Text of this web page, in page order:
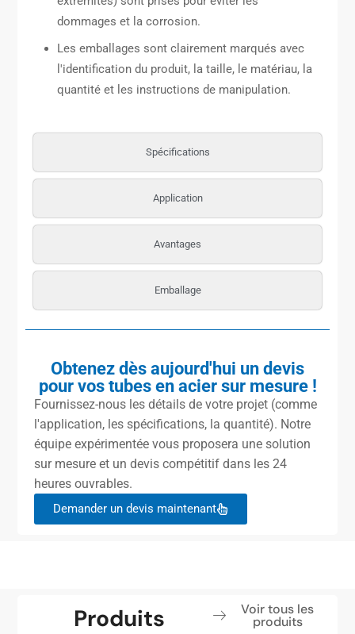
Spécifications
Application
Avantages
Emballage
dommages et la corrosion.
Les emballages sont clairement marqués avec
l'identification du produit, la taille, le matériau, la
quantité et les instructions de manipulation.
Obtenez dès aujourd'hui un devis
pour vos tubes en acier sur mesure !
Fournissez-nous les détails de votre projet (comme
l'application, les spécifications, la quantité). Notre
équipe expérimentée vous proposera une solution
sur mesure et un devis compétitif dans les 24
heures ouvrables.
Demander un devis maintenant
Produits
Voir tous les
produits